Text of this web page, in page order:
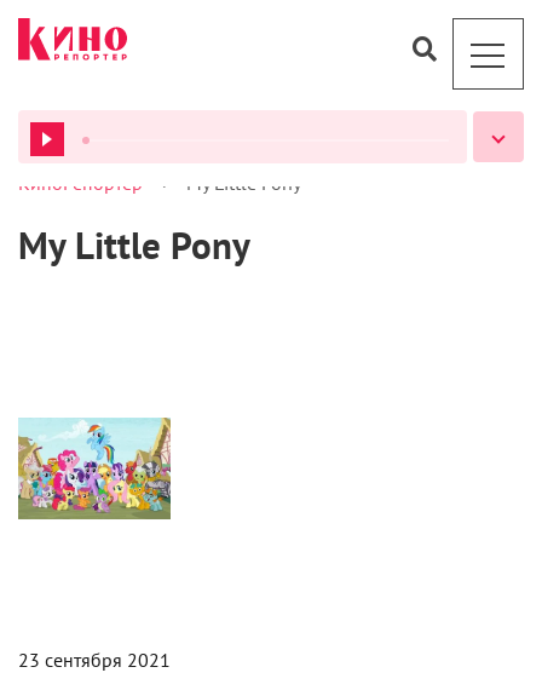
ВСЕ ПОДКАСТЫ
КиноРепортер > My Little Pony
My Little Pony
23 сентября 2021